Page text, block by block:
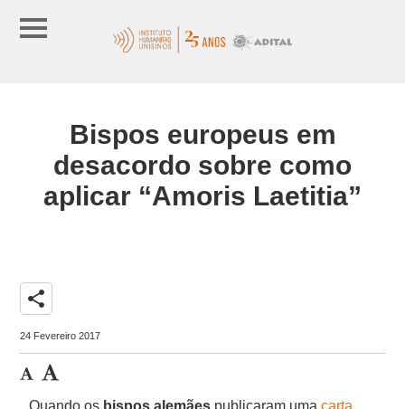
Bispos europeus em
desacordo sobre como
aplicar “Amoris Laetitia”
share
24 Fevereiro 2017
Quando os bispos alemães publicaram umacarta